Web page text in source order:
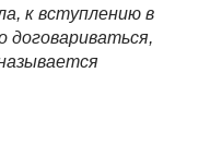
к вступлению в